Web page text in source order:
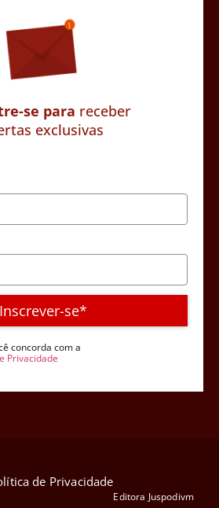
se para receber
exclusivas
Inscrever-se*
concorda com a
Privacidade
de Privacidade
Editora Juspodivm